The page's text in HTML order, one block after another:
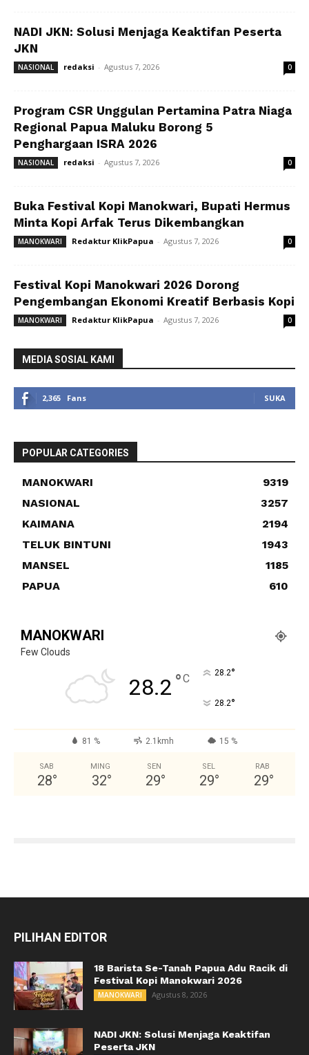
NADI JKN: Solusi Menjaga Keaktifan Peserta
JKN
NASIONAL redaksi - Agustus 7, 2026 0
Program CSR Unggulan Pertamina Patra Niaga
Regional Papua Maluku Borong 5
Penghargaan ISRA 2026
NASIONAL redaksi - Agustus 7, 2026 0
Buka Festival Kopi Manokwari, Bupati Hermus
Minta Kopi Arfak Terus Dikembangkan
MANOKWARI Redaktur KlikPapua - Agustus 7, 2026 0
Festival Kopi Manokwari 2026 Dorong
Pengembangan Ekonomi Kreatif Berbasis Kopi
MANOKWARI Redaktur KlikPapua - Agustus 7, 2026 0
MEDIA SOSIAL KAMI
2,365 Fans SUKA
POPULAR CATEGORIES
MANOKWARI
9319
NASIONAL
3257
KAIMANA
2194
TELUK BINTUNI
1943
MANSEL
1185
PAPUA
610
MANOKWARI
Few Clouds
28.2 °C 28.2°
28.2°
81 % 2.1kmh 15 %
SAB
28°
MING
32°
SEN
29°
SEL
29°
RAB
29°
PILIHAN EDITOR
18 Barista Se-Tanah Papua Adu Racik di
Festival Kopi Manokwari 2026
MANOKWARI Agustus 8, 2026
NADI JKN: Solusi Menjaga Keaktifan
Peserta JKN